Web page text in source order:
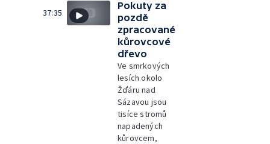
37:35
Pokuty za
pozdě
zpracované
kůrovcové
dřevo
Ve smrkových
lesích okolo
Žďáru nad
Sázavou jsou
tisíce stromů
napadených
kůrovcem,